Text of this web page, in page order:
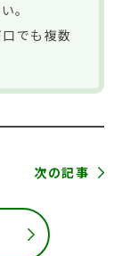
。
でも複数
次の記事